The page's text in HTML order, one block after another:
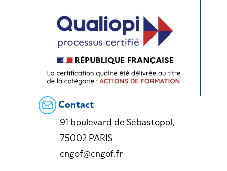
Contact
91 boulevard de Sébastopol,
75002 PARIS
cngof@cngof.fr